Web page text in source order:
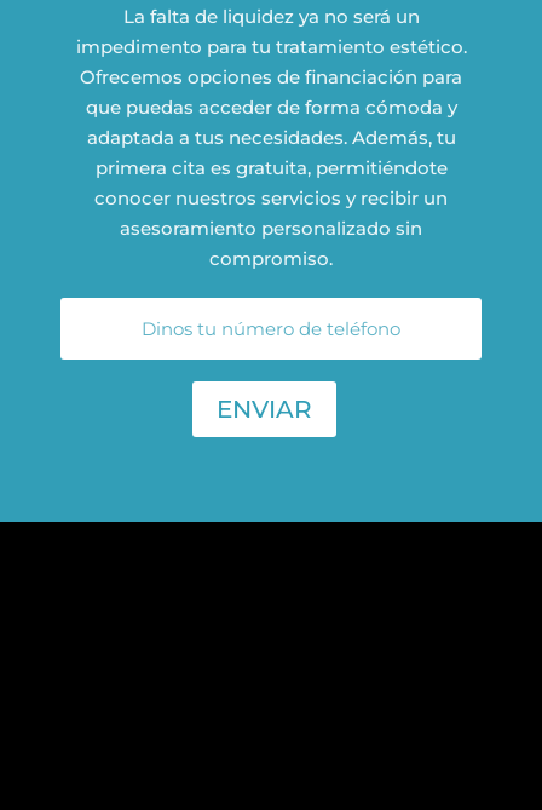
La falta de liquidez ya no será un
impedimento para tu tratamiento estético.
Ofrecemos opciones de financiación para
que puedas acceder de forma cómoda y
adaptada a tus necesidades. Además, tu
primera cita es gratuita, permitiéndote
conocer nuestros servicios y recibir un
asesoramiento personalizado sin
compromiso.
ENVIAR